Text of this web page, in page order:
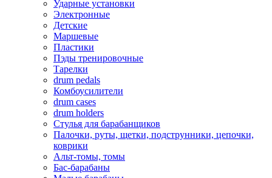
Ударные установки
Электронные
Детские
Маршевые
Пластики
Пэды тренировочные
Тарелки
drum pedals
Комбоусилители
drum cases
drum holders
Стулья для барабанщиков
Палочки, руты, щетки, подструнники, цепочки,
коврики
Альт-томы, томы
Бас-барабаны